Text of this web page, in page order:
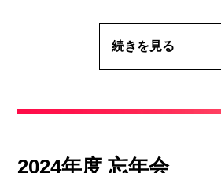
続きを見る
2024年度 忘年会